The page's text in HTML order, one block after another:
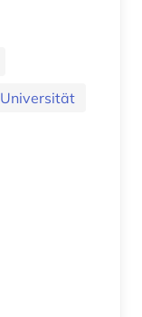
Universität